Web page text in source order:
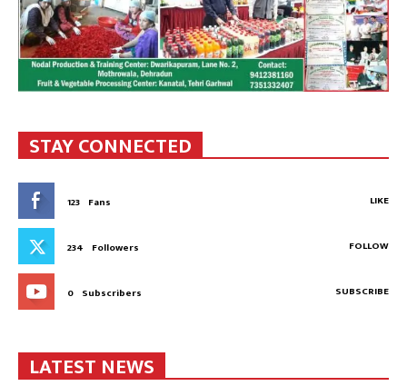
STAY CONNECTED
123 Fans LIKE
234 Followers FOLLOW
0 Subscribers SUBSCRIBE
LATEST NEWS